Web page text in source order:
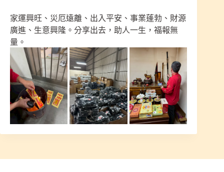
家運興旺、災厄遠離、出入平安、事業蓬勃、財源
廣進、生意興隆。分享出去，助人一生，福報無
量。